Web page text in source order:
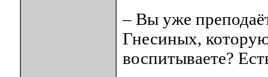
– Вы уже
Гнесиных,
воспитываете?